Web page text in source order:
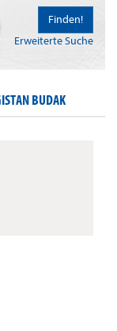
Erweiterte Suche
Finden!
BUDAK